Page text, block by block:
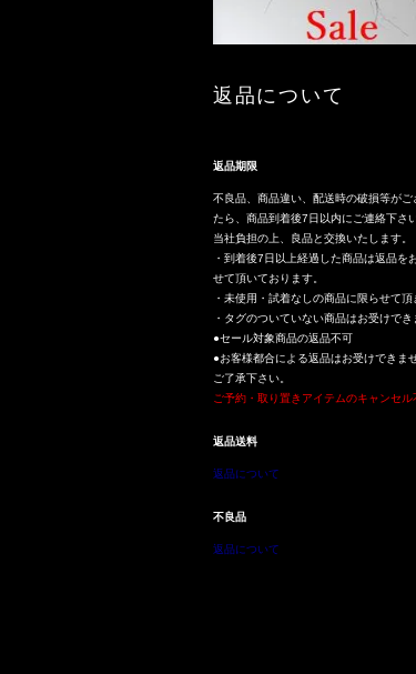
返品について
返品期限
不良品、商品違い、配送時の破損等がご
たら、商品到着後7日以内にご連絡下さ
当社負担の上、良品と交換いたします。
・到着後7日以上経過した商品は返品を
せて頂いております。
・未使用・試着なしの商品に限らせて頂
・タグのついていない商品はお受けでき
●セール対象商品の返品不可
●お客様都合による返品はお受けできま
ご了承下さい。
ご予約・取り置きアイテムのキャンセル
返品送料
返品について
不良品
返品について